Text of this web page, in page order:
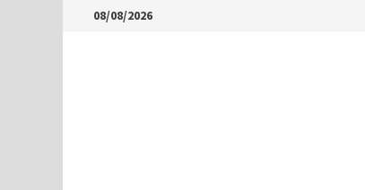
08/08/2026